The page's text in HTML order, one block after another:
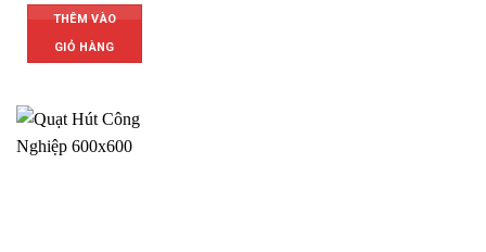
THÊM VÀO
GIỎ HÀNG